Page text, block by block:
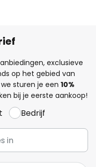
exclusieve
op het gebied van
sturen je een 10%
bij je eerste aankoop!
Bedrijf